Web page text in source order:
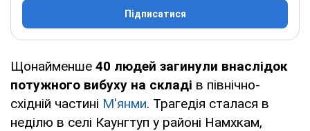
Підписатися
Щонайменше 40 людей загинули внаслідок
потужного вибуху на складі в північно-
східній частині М'янми. Трагедія сталася в
неділю в селі Каунгтуп у районі Намхкам,